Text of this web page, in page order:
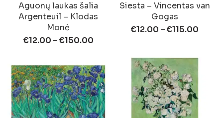
Aguonų laukas šalia
Argenteuil – Klodas
Monė
€12.00 –€150.00
Siesta – Vincentas van
Gogas
€12.00 –€115.00